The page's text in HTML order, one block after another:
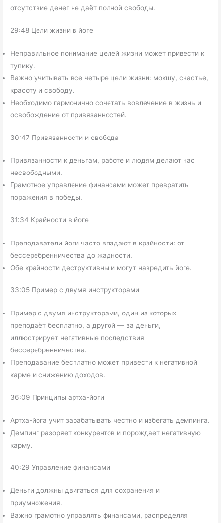
отсутствие денег не даёт полной свободы.
29:48 Цели жизни в йоге
Неправильное понимание целей жизни может привести к
тупику.
Важно учитывать все четыре цели жизни: мокшу, счастье,
красоту и свободу.
Необходимо гармонично сочетать вовлечение в жизнь и
освобождение от привязанностей.
30:47 Привязанности и свобода
Привязанности к деньгам, работе и людям делают нас
несвободными.
Грамотное управление финансами может превратить
поражения в победы.
31:34 Крайности в йоге
Преподаватели йоги часто впадают в крайности: от
бессеребренничества до жадности.
Обе крайности деструктивны и могут навредить йоге.
33:05 Пример с двумя инструкторами
Пример с двумя инструкторами, один из которых
преподаёт бесплатно, а другой — за деньги,
иллюстрирует негативные последствия
бессеребренничества.
Преподавание бесплатно может привести к негативной
карме и снижению доходов.
36:09 Принципы артха-йоги
Артха-йога учит зарабатывать честно и избегать демпинга.
Демпинг разоряет конкурентов и порождает негативную
карму.
40:29 Управление финансами
Деньги должны двигаться для сохранения и
приумножения.
Важно грамотно управлять финансами, распределяя